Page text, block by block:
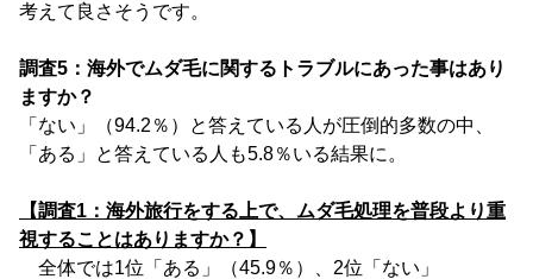
考えて良さそうです。
調査5：海外でムダ毛に関するトラブルにあった事はあり
ますか？
「ない」（94.2％）と答えている人が圧倒的多数の中、
「ある」と答えている人も5.8％いる結果に。
【調査1：海外旅行をする上で、ムダ毛処理を普段より重
視することはありますか？】
全体では1位「ある」（45.9％）、2位「ない」